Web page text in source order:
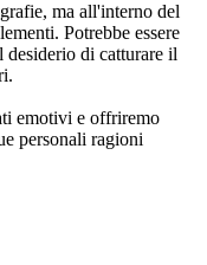
ma all'interno del
Potrebbe essere
desiderio di catturare il
emotivi e offriremo
personali ragioni